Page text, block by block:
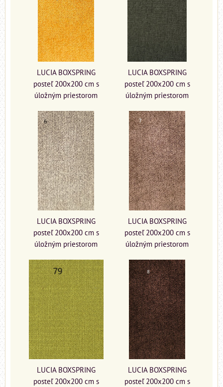
LUCIA BOXSPRING
posteľ 200x200 cm s
úložným priestorom
LUCIA BOXSPRING
posteľ 200x200 cm s
úložným priestorom
LUCIA BOXSPRING
posteľ 200x200 cm s
úložným priestorom
LUCIA BOXSPRING
posteľ 200x200 cm s
úložným priestorom
LUCIA BOXSPRING
posteľ 200x200 cm s
LUCIA BOXSPRING
posteľ 200x200 cm s